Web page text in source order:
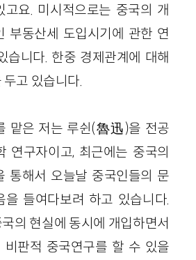
고요. 미시적으로는 중국의 개
부동산세 도입시기에 관한 연
습니다. 한중 경제관계에 대해
고 있습니다.
맡은 저는 루쉰(魯迅)을 전공
연구자이고, 최근에는 중국의
통해서 오늘날 중국인들의 문
을 들여다보려 하고 있습니다.
의 현실에 동시에 개입하면서
비판적 중국연구를 할 수 있을